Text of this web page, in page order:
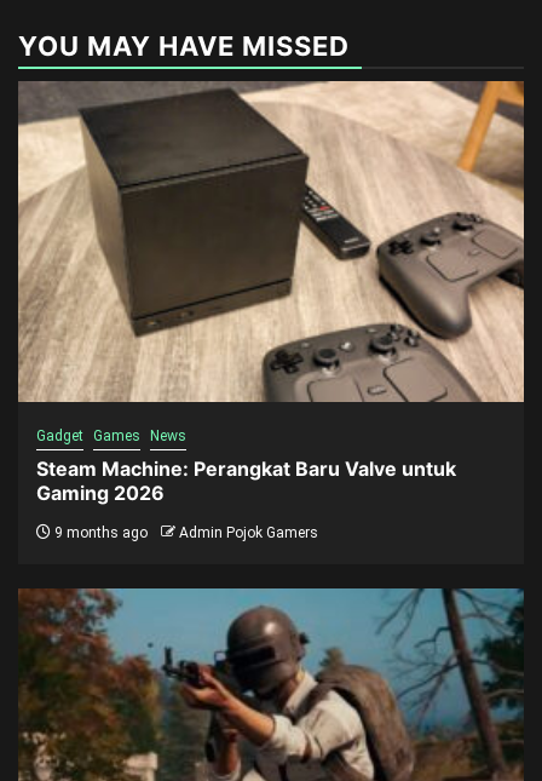
YOU MAY HAVE MISSED
Gadget Games News
Steam Machine: Perangkat Baru Valve untuk
Gaming 2026
9 months ago Admin Pojok Gamers